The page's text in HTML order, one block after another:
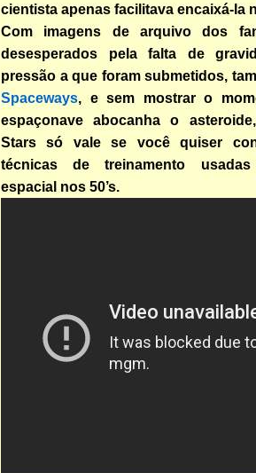
cientista apenas facilitava encaixá-la
Com imagens de arquivo dos
desesperados pela falta de
pressão a que foram submetidos,
Spaceways, e sem mostrar o
espaçonave abocanha o
Stars só vale se você quiser
técnicas de treinamento
espacial nos 50’s.